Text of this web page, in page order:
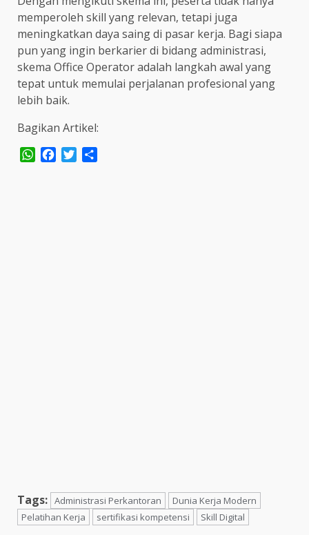
memperoleh skill yang relevan, tetapi juga
meningkatkan daya saing di pasar kerja. Bagi siapa
pun yang ingin berkarier di bidang administrasi,
skema Office Operator adalah langkah awal yang
tepat untuk memulai perjalanan profesional yang
lebih baik.
Bagikan Artikel:
WhatsApp
Facebook
Twitter
Tags: Administrasi Perkantoran
Dunia Kerja Modern
Pelatihan Kerja
sertifikasi kompetensi Skill Digital